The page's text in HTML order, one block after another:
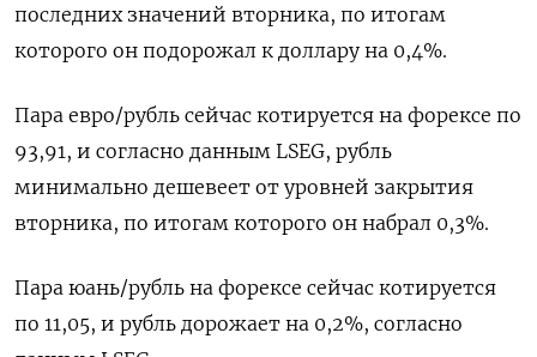
последних значений вторника, по итогам
которого он подорожал к доллару на 0,4%.
Пара евро/рубль сейчас котируется на форексе по
93,91, и согласно данным LSEG, рубль
минимально дешевеет от уровней закрытия
вторника, по итогам которого он набрал 0,3%.
Пара юань/рубль на форексе сейчас котируется
по 11,05, и рубль дорожает на 0,2%, согласно